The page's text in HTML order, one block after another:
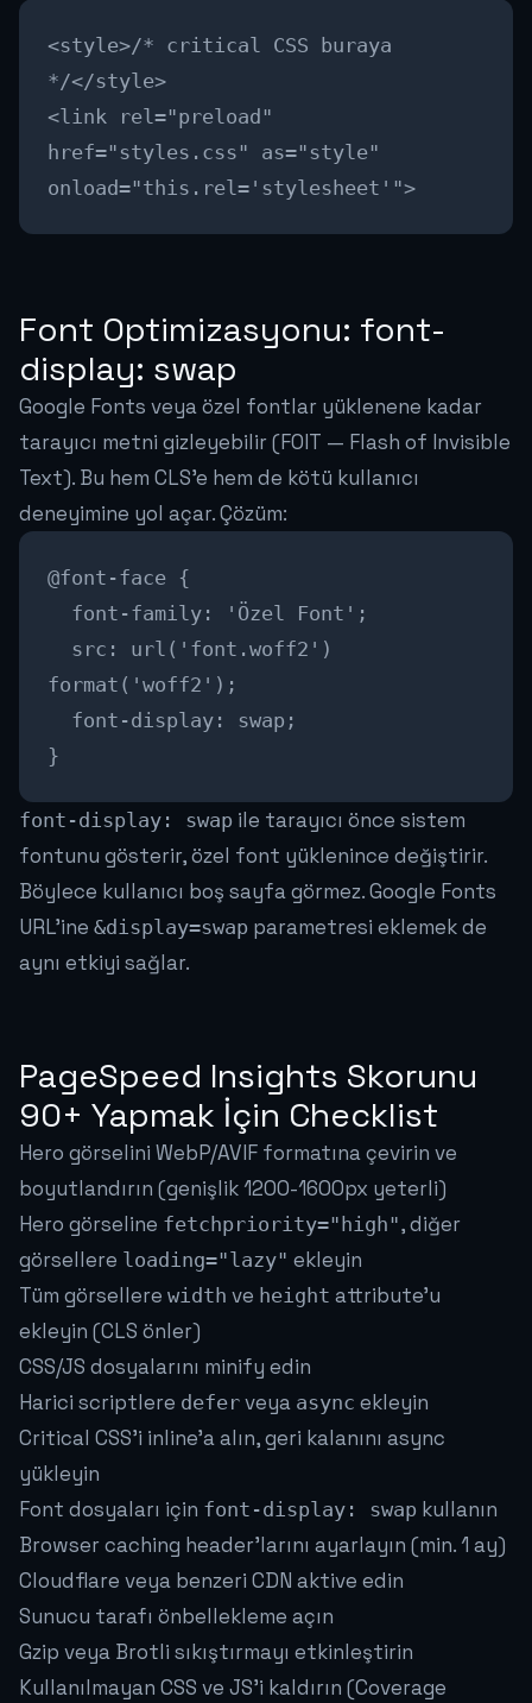
<style>/* critical CSS buraya
*/</style>
<link rel="preload"
href="styles.css" as="style"
onload="this.rel='stylesheet'">
Font Optimizasyonu: font-
display: swap
Google Fonts veya özel fontlar yüklenene kadar
tarayıcı metni gizleyebilir (FOIT — Flash of Invisible
Text). Bu hem CLS'e hem de kötü kullanıcı
deneyimine yol açar. Çözüm:
@font-face {
font-family: 'Özel Font';
src: url('font.woff2')
format('woff2');
font-display: swap;
}
font-display: swap ile tarayıcı önce sistem
fontunu gösterir, özel font yüklenince değiştirir.
Böylece kullanıcı boş sayfa görmez. Google Fonts
URL'ine &display=swap parametresi eklemek de
aynı etkiyi sağlar.
PageSpeed Insights Skorunu
90+ Yapmak İçin Checklist
Hero görselini WebP/AVIF formatına çevirin ve
boyutlandırın (genişlik 1200-1600px yeterli)
Hero görseline fetchpriority="high", diğer
görsellere loading="lazy" ekleyin
Tüm görsellere width ve height attribute'u
ekleyin (CLS önler)
CSS/JS dosyalarını minify edin
Harici scriptlere defer veya async ekleyin
Critical CSS'i inline'a alın, geri kalanını async
yükleyin
Font dosyaları için font-display: swap kullanın
Browser caching header'larını ayarlayın (min. 1 ay)
Cloudflare veya benzeri CDN aktive edin
Sunucu tarafı önbellekleme açın
Gzip veya Brotli sıkıştırmayı etkinleştirin
Kullanılmayan CSS ve JS'i kaldırın (Coverage